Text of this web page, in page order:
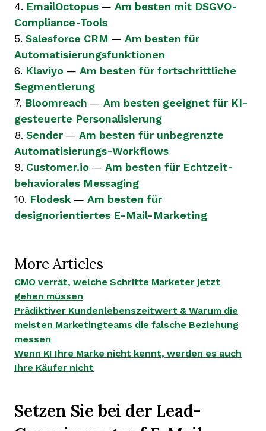
4. EmailOctopus — Am besten mit DSGVO-
Compliance-Tools
5. Salesforce CRM — Am besten für
Automatisierungsfunktionen
6. Klaviyo — Am besten für fortschrittliche
Segmentierung
7. Bloomreach — Am besten geeignet für KI-
gesteuerte Personalisierung
8. Sender — Am besten für unbegrenzte
Automatisierungs-Workflows
9. Customer.io — Am besten für Echtzeit-
behaviorales Messaging
10. Flodesk — Am besten für
designorientiertes E-Mail-Marketing
More Articles
CMO verrät, welche Schritte Marketer jetzt
gehen müssen
Prädiktiver Kundenlebenszeitwert & Warum die
meisten Marketingteams die falsche Beziehung
messen
Wenn KI Ihre Marke nicht kennt, werden es auch
Ihre Käufer nicht
Setzen Sie bei der Lead-